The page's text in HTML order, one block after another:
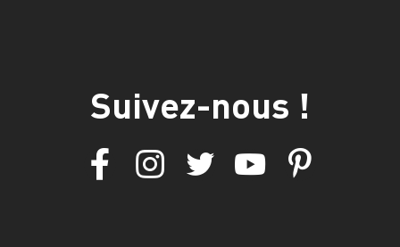
Suivez-nous !